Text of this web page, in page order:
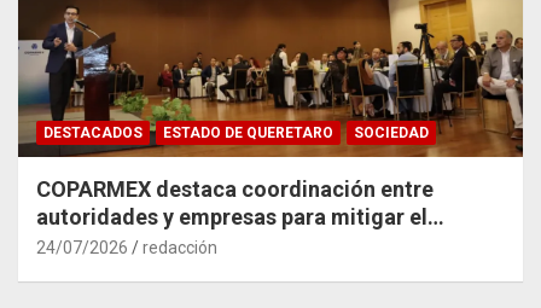
DESTACADOS ESTADO DE QUERETARO SOCIEDAD
COPARMEX destaca coordinación entre
autoridades y empresas para mitigar el
impacto del Tren México–Querétaro
24/07/2026 redacción